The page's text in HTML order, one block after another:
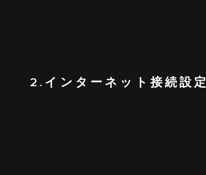
2.インターネット接続設定